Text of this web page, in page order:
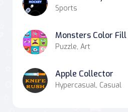
Sports
Monsters Color Fill
Puzzle, Art
Apple Collector
Hypercasual, Casual